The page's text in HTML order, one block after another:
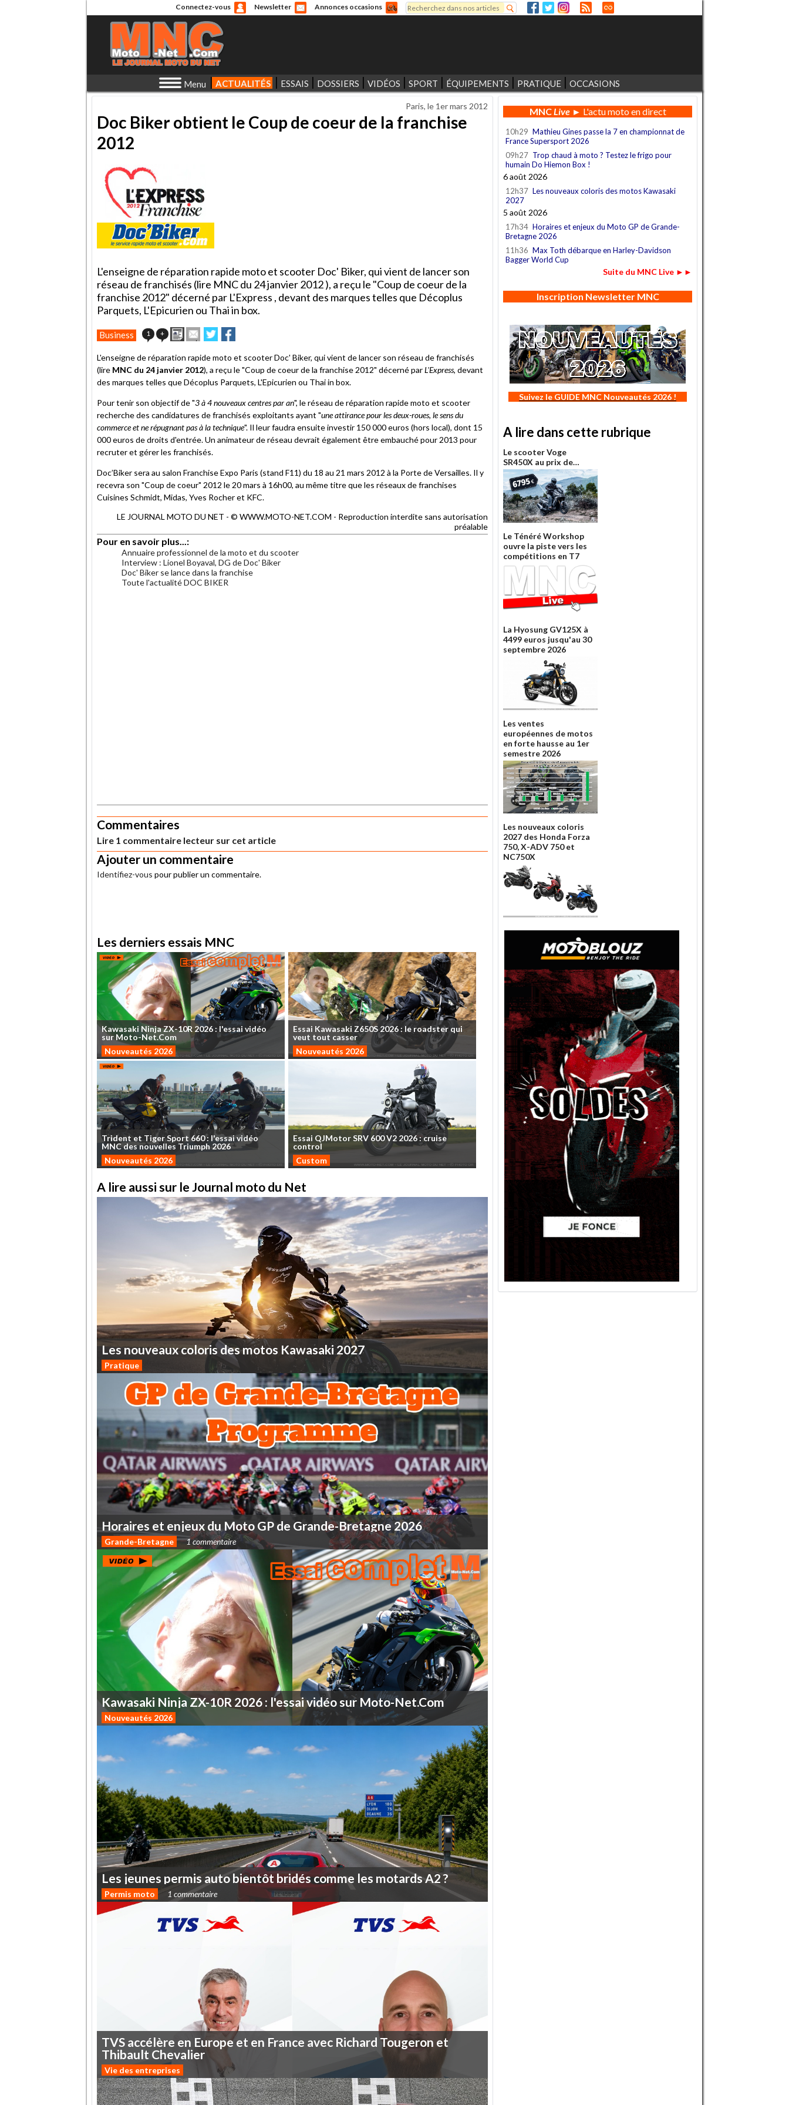
Connectez-vous Newsletter Annonces occasions
Formulaire de recherche
Rechercher
Menu ACTUALITÉS ESSAIS DOSSIERS VIDÉOS SPORT ÉQUIPEMENTS PRATIQUE OCCASIONS
Paris, le 1er mars 2012
Doc Biker obtient le Coup de coeur de la franchise
2012
L'enseigne de réparation rapide moto et scooter Doc' Biker, qui vient de lancer son
réseau de franchisés (lire MNC du 24 janvier 2012 ), a reçu le "Coup de coeur de la
franchise 2012" décerné par L'Express , devant des marques telles que Décoplus
Parquets, L'Epicurien ou Thai in box.
Business 1 + ImprimerEnvoyer
cet
à
un
ami
Partager
sur
sur
L'enseigne de réparation rapide moto et scooter Doc' Biker, qui vient de lancer son réseau de franchisés
(lire MNC du 24 janvier 2012), a reçu le "Coup de coeur de la franchise 2012" décerné parL'Express, devant
des marques telles que Décoplus Parquets, L'Epicurien ou Thai in box.
Pour tenir son objectif de "3 à 4 nouveaux centres par an", le réseau de réparation rapide moto et scooter
recherche des candidatures de franchisés exploitants ayant "une attirance pour les deux-roues, le sens du
commerce et ne répugnant pas à la technique". Il leur faudra ensuite investir 150 000 euros (hors local), dont 15
000 euros de droits d'entrée. Un animateur de réseau devrait également être embauché pour 2013 pour
recruter et gérer les franchisés.
Doc’Biker sera au salon Franchise Expo Paris (stand F11) du 18 au 21 mars 2012 à la Porte de Versailles. Il y
recevra son "Coup de coeur" 2012 le 20 mars à 16h00, au même titre que les réseaux de franchises
Cuisines Schmidt, Midas, Yves Rocher et KFC.
LE JOURNAL MOTO DU NET - © WWW.MOTO-NET.COM - Reproduction interdite sans autorisation
préalable
Pour en savoir plus...:
Annuaire professionnel de la moto et du scooter
Interview : Lionel Boyaval, DG de Doc' Biker
Doc' Biker se lance dans la franchise
Toute l'actualité DOC BIKER
Commentaires
Lire 1 commentaire lecteur sur cet article
Ajouter un commentaire
Identifiez-vous pour publier un commentaire.
Les derniers essais MNC
Kawasaki NinjaZX-10R 2026 : l'essai vidéo
sur Moto-Net.Com
Nouveautés 2026
Essai Kawasaki Z650S2026: le roadster qui
veut tout casser
Nouveautés 2026
Trident et TigerSport 660: l'essaividéo
MNCdesnouvelles Triumph2026
Nouveautés 2026
Essai QJMotorSRV 600V2 2026: cruise
control
Custom
A lire aussi sur le Journal moto du Net
Lesnouveauxcoloris desmotos Kawasaki 2027
Pratique
Horaires et enjeux du Moto GP de Grande-Bretagne 2026
Grande-Bretagne 1 commentaire
Kawasaki Ninja ZX-10R 2026 : l'essaividéo sur Moto-Net.Com
Nouveautés 2026
Les jeunes permis auto bientôt bridéscomme les motardsA2?
Permis moto 1 commentaire
TVS accélère en Europe et en France avec Richard Tougeron et
Thibault Chevalier
Vie des entreprises
MNCLive► L'actu moto en direct
10h29 Mathieu Gines passe la 7 en championnat de
France Supersport 2026
09h27 Trop chaud à moto ? Testez le frigo pour
humain Do Hiemon Box !
6 août 2026
12h37 Les nouveaux coloris des motos Kawasaki
2027
5 août 2026
17h34 Horaires et enjeux du Moto GP de Grande-
Bretagne 2026
11h36 Max Toth débarque en Harley-Davidson
Bagger World Cup
Suite du MNC Live ►►
Inscription Newsletter MNC
Suivez le GUIDE MNC Nouveautés 2026 !
A lire dans cette rubrique
Le scooter Voge
SR450X au prix de…
Le Ténéré Workshop
ouvre la piste vers les
compétitions en T7
La Hyosung GV125X à
4499 euros jusqu'au 30
septembre 2026
Les ventes
européennes de motos
en forte hausse au 1er
semestre 2026
Les nouveaux coloris
2027 des Honda Forza
750, X-ADV 750 et
NC750X